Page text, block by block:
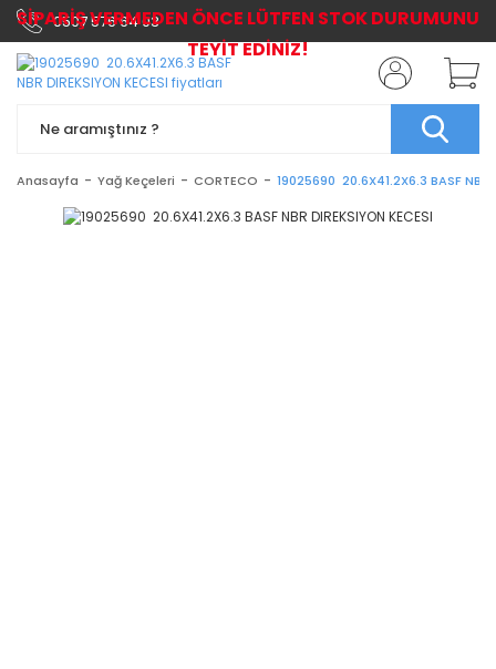
0507 576 64 03
Anasayfa Yağ Keçeleri CORTECO 19025690 20.6X41.2X6.3 BASF NBR
SİPARİŞ VERMEDEN ÖNCE LÜTFEN STOK DURUMUNU
TEYİT EDİNİZ!